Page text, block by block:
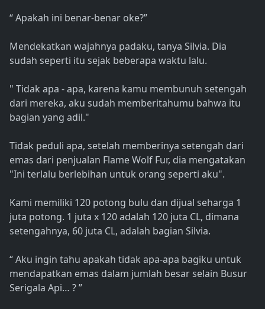
“ Apakah ini benar-benar oke?”
Mendekatkan wajahnya padaku, tanya Silvia. Dia
sudah seperti itu sejak beberapa waktu lalu.
" Tidak apa - apa, karena kamu membunuh setengah
dari mereka, aku sudah memberitahumu bahwa itu
bagian yang adil."
Tidak peduli apa, setelah memberinya setengah dari
emas dari penjualan Flame Wolf Fur, dia mengatakan
"Ini terlalu berlebihan untuk orang seperti aku".
Kami memiliki 120 potong bulu dan dijual seharga 1
juta potong. 1 juta x 120 adalah 120 juta CL, dimana
setengahnya, 60 juta CL, adalah bagian Silvia.
“ Aku ingin tahu apakah tidak apa-apa bagiku untuk
mendapatkan emas dalam jumlah besar selain Busur
Serigala Api… ? ”